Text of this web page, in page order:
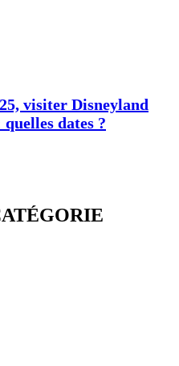
visiter Disneyland
dates ?